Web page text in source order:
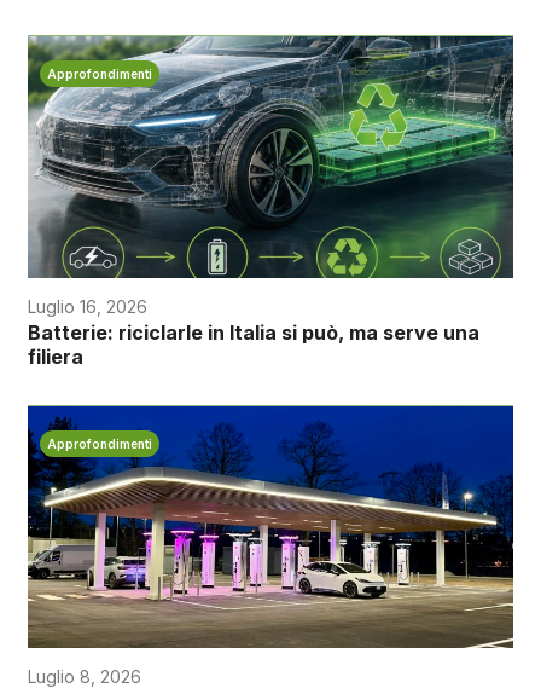
Approfondimenti
Luglio 16, 2026
Batterie: riciclarle in Italia si può, ma serve una
filiera
Approfondimenti
Luglio 8, 2026